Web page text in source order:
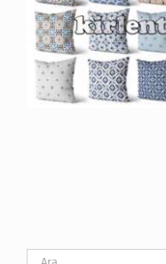
Ara: